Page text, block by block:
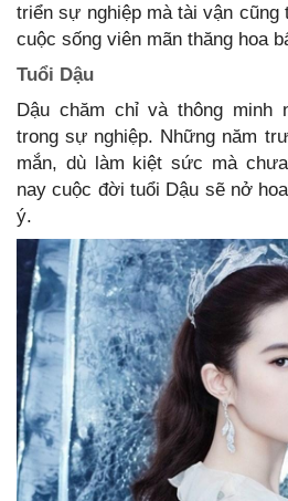
triển sự nghiệp mà tài vận cũng
cuộc sống viên mãn thăng hoa
Tuổi Dậu
Dậu chăm chỉ và thông minh
trong sự nghiệp. Những năm
mắn, dù làm kiệt sức mà
nay cuộc đời tuổi Dậu sẽ nở
ý.